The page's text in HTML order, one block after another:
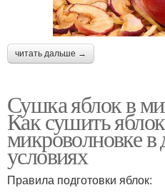
читать дальше →
Сушка яблок в
Как сушить
микроволновке
условиях
Правила подготовки яблок: